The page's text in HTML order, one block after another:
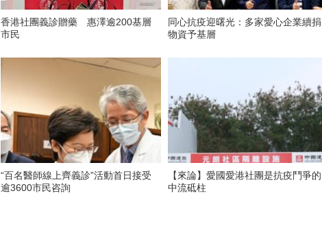
香港社團義診贈藥 惠澤逾200基層
市民
同心抗疫迎曙光：多家愛心企業續捐
物資予基層
“百名醫師線上齊義診”活動首日接受
逾3600市民咨詢
【來論】愛國愛港社團是抗疫鬥爭的
中流砥柱